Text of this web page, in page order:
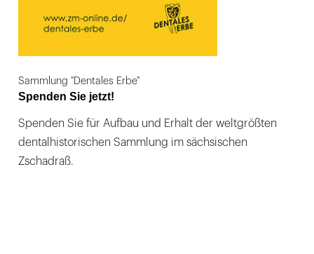
Sammlung "Dentales Erbe"
Spenden Sie jetzt!
Spenden Sie für Aufbau und Erhalt der weltgrößten
dentalhistorischen Sammlung im sächsischen
Zschadraß.